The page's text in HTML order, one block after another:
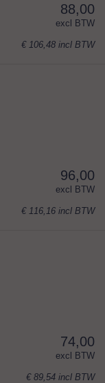
88,00
excl BTW
€ 106,48 incl BTW
96,00
excl BTW
€ 116,16 incl BTW
74,00
excl BTW
€ 89,54 incl BTW